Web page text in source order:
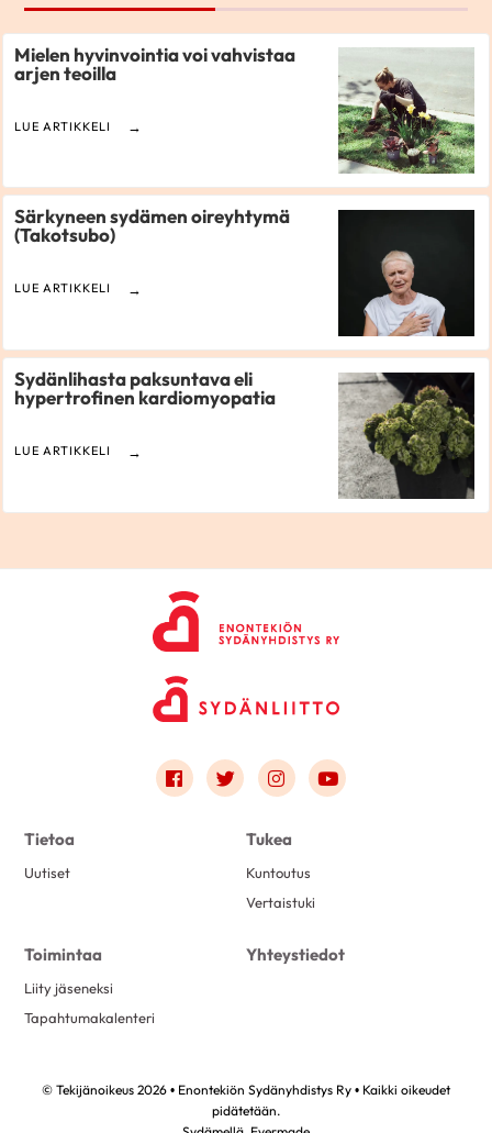
Mielen hyvinvointia voi vahvistaa
arjen teoilla
LUE ARTIKKELI
Särkyneen sydämen oireyhtymä
(Takotsubo)
LUE ARTIKKELI
Sydänlihasta paksuntava eli
hypertrofinen kardiomyopatia
LUE ARTIKKELI
Link to facebook
Link to twitter
Link to instagram
Link to youtube
Tietoa
Uutiset
Tukea
Kuntoutus
Vertaistuki
Toimintaa
Liity jäseneksi
Tapahtumakalenteri
Yhteystiedot
© Tekijänoikeus 2026 • Enontekiön Sydänyhdistys Ry • Kaikki oikeudet
pidätetään.